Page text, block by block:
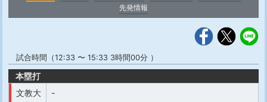
先発情報
試合時間（12:33 〜 15:33 3時間00分 ）
本塁打
文教大
-